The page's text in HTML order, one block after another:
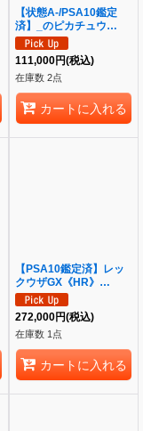
【状態A-/PSA10鑑定
済】_のピカチュウ
(25th)《P》{007/025}
[その他]
111,000円(税込)
在庫数 2点
カートに入れる
【PSA10鑑定済】レッ
クウザGX《HR》
{109/096}[その他]
272,000円(税込)
在庫数 1点
カートに入れる